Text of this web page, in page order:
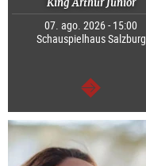
King Arthur Junior
07. ago. 2026 - 15:00
Schauspielhaus Salzburg
segue